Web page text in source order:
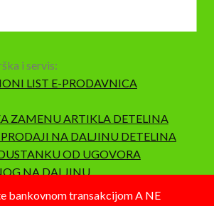
bankovnom transakcijom A NE
i servis:
LIST E-PRODAVNICA
ZAMENU ARTIKLA DETELINA
NA DALJINU DETELINA
OD UGOVORA
NA DALJINU
I REKLAMACIJA